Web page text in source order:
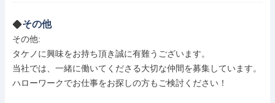
その他
その他:
タケノに興味をお持ち頂き誠に有難うございます。
当社では、一緒に働いてくださる大切な仲間を募集しています。
ハローワークでお仕事をお探しの方もご検討ください！